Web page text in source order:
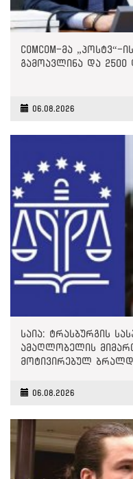
ComCom-მა
გამოავლინა და
06.08.2026
საია: ტრასბურგის
ამაღლობელის
მოტივირებულ
06.08.2026